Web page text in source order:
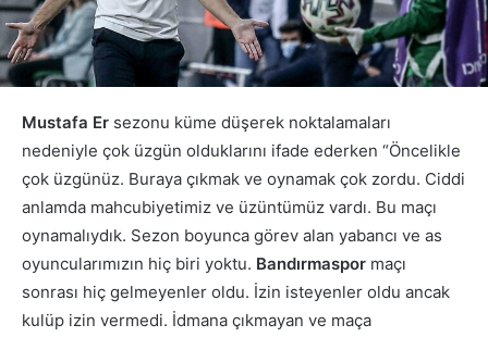
Mustafa Er sezonu küme düşerek noktalamaları
nedeniyle çok üzgün olduklarını ifade ederken “Öncelikle
çok üzgünüz. Buraya çıkmak ve oynamak çok zordu. Ciddi
anlamda mahcubiyetimiz ve üzüntümüz vardı. Bu maçı
oynamalıydık. Sezon boyunca görev alan yabancı ve as
oyuncularımızın hiç biri yoktu. Bandırmaspor maçı
sonrası hiç gelmeyenler oldu. İzin isteyenler oldu ancak
kulüp izin vermedi. İdmana çıkmayan ve maça